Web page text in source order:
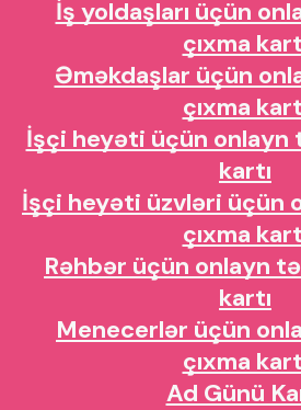
İş yoldaşları üçün
çıxma
Əməkdaşlar üçün
çıxma
İşçi heyəti üçün onlayn
kartı
İşçi heyəti üzvləri üçün
çıxma
Rəhbər üçün onlayn
kartı
Menecerlər üçün
çıxma
Ad Günü